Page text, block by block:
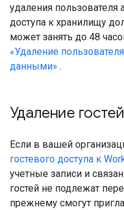
удаления пользователя
доступа к хранилищу
может занять до 48
«Удаление
данными» .
Удаление гостей
Если в вашей
гостевого доступа к
учетные записи и
гостей не подлежат
прежнему смогут